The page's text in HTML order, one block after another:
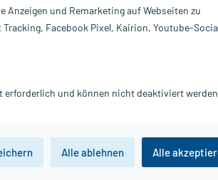
19,15 € 29,75 €
MwSt.Gratis-Versandinnerhalb D.
Lieferbar
und Remarketing auf Webseiten zu
Facebook Pixel, Kairion, Youtube-
erforderlich und können nicht deaktiviert
Alle ablehnen Alle